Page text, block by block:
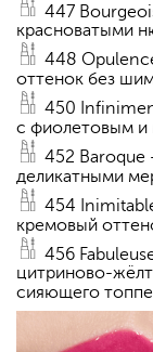
447
красноватыми
448
оттенок без
450
с фиолетовым
452 Baroque
деликатными
454
кремовый
456
цитриново-
сияющего